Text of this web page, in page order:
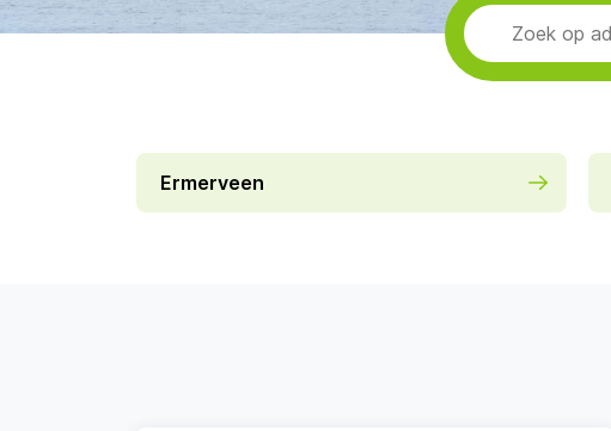
Ermerveen